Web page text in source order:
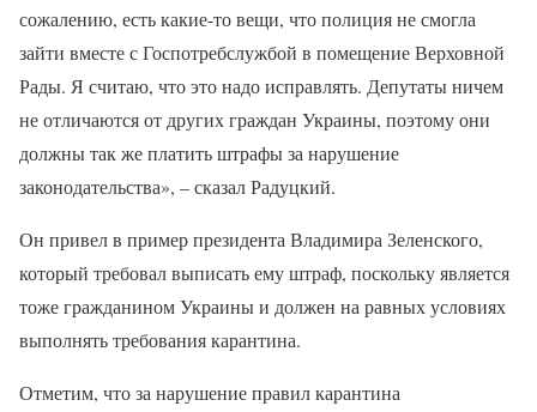
сожалению, есть какие-то вещи, что полиция не смогла
зайти вместе с Госпотребслужбой в помещение Верховной
Рады. Я считаю, что это надо исправлять. Депутаты ничем
не отличаются от других граждан Украины, поэтому они
должны так же платить штрафы за нарушение
законодательства», – сказал Радуцкий.
Он привел в пример президента Владимира Зеленского,
который требовал выписать ему штраф, поскольку является
тоже гражданином Украины и должен на равных условиях
выполнять требования карантина.
Отметим, что за нарушение правил карантина